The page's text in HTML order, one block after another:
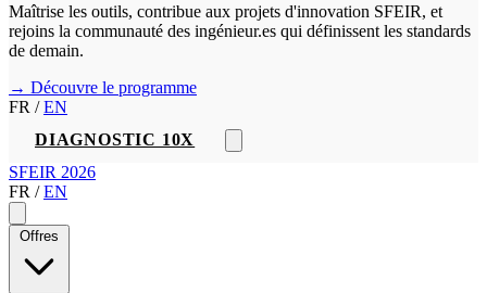
Maîtrise les outils, contribue aux projets d'innovation SFEIR, et
rejoins la communauté des ingénieur.es qui définissent les standards
de demain.
→ Découvre le programme
FR / EN
DIAGNOSTIC 10X
SFEIR 2026
FR / EN
Offres